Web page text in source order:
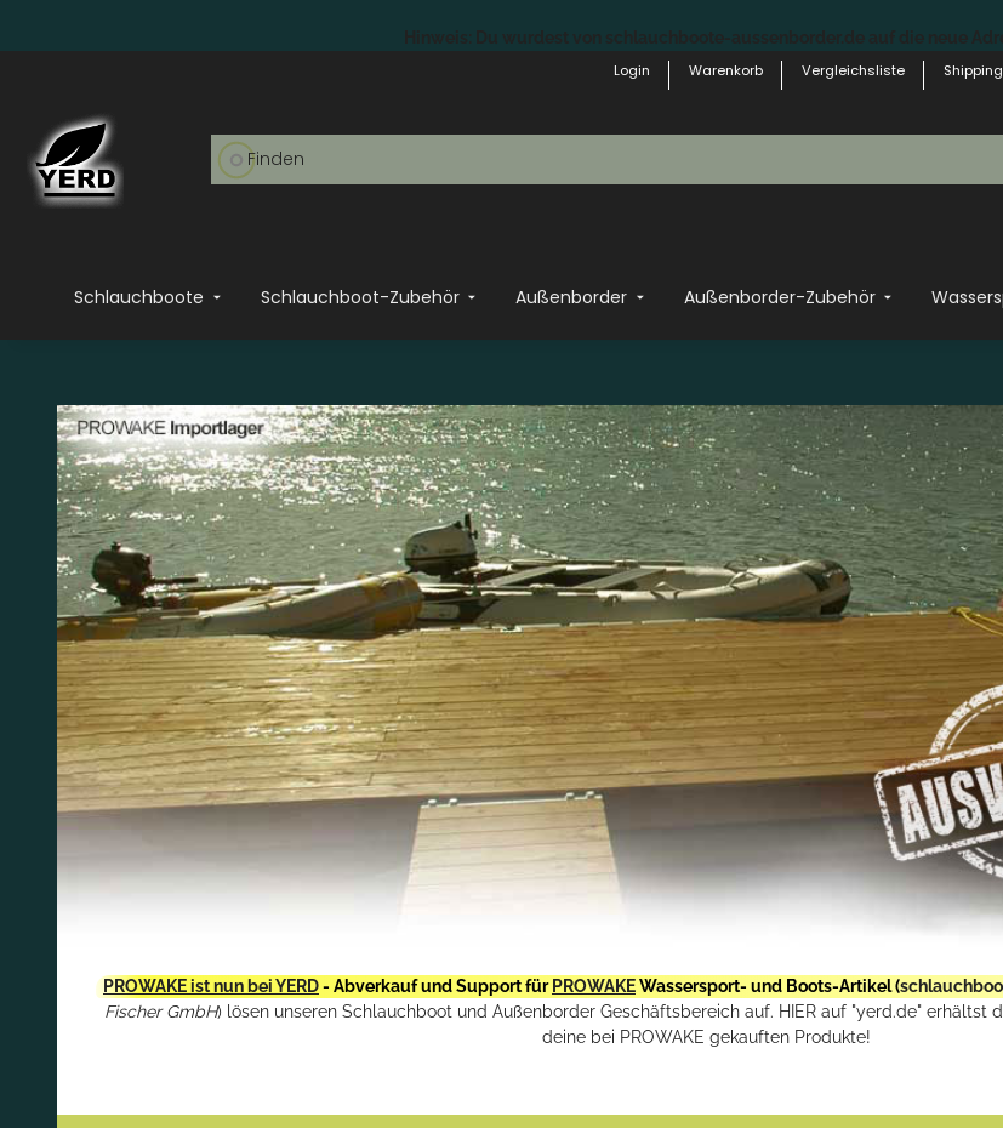
Login
Warenkorb Vergleichsliste Shipping
Schlauchboote Schlauchboot-Zubehör Außenborder Außenborder-Zubehör
PROWAKE ist nun bei YERD- Abverkauf und Support für PROWAKEWassersport- und Boots-Artikel (
Fischer GmbH) lösen unseren Schlauchboot und Außenborder Geschäftsbereich auf. HIER auf "yerd.de" erhältst
deine bei PROWAKE gekauften Produkte!